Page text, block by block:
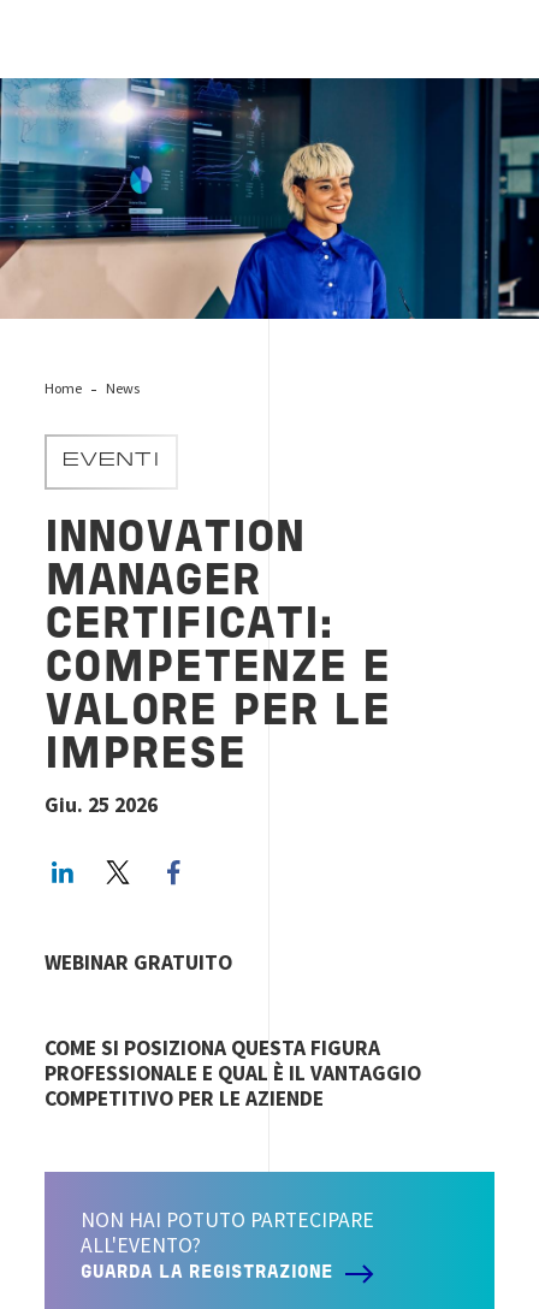
innovation-woman
Home News
EVENTI
INNOVATION
MANAGER
CERTIFICATI:
COMPETENZE E
VALORE PER LE
IMPRESE
Giu. 25 2026
LinkedInTwitter
WEBINAR GRATUITO
COME SI POSIZIONA QUESTA FIGURA
PROFESSIONALE E QUAL È IL VANTAGGIO
COMPETITIVO PER LE AZIENDE
NON HAI POTUTO PARTECIPARE
ALL'EVENTO?
GUARDA LA REGISTRAZIONE